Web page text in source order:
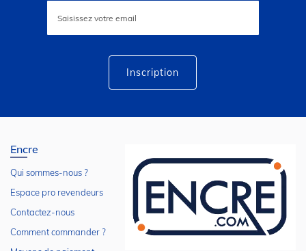
lettre
Inscription
Encre
Qui sommes-nous ?
Espace pro revendeurs
Contactez-nous
Comment commander ?